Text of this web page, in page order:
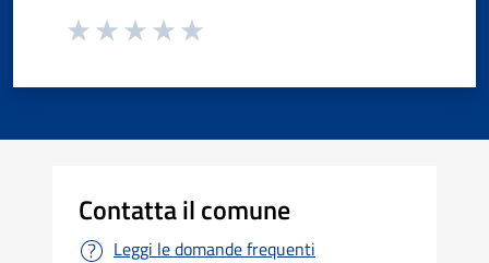
Contatta il comune
Leggi le domande frequenti